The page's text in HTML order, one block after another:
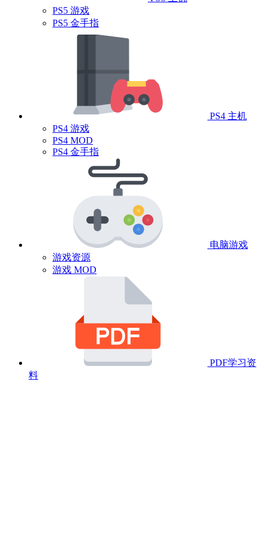
PS5 游戏
PS5 金手指
PS4 主机
PS4 游戏
PS4 MOD
PS4 金手指
电脑游戏
游戏资源
游戏 MOD
PDF学习资
料